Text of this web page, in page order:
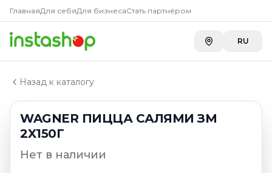
ГлавнаяДля себяДля бизнесаСтать партнёром
RU
Назад к каталогу
WAGNER ПИЦЦА САЛЯМИ ЗМ
2X150Г
Нет в наличии
Главная
Каталог
Пицца, торты, шаурма, смакроллы, пирожные
WAGNER ПИЦЦА САЛЯМИ ЗМ 2X150Г